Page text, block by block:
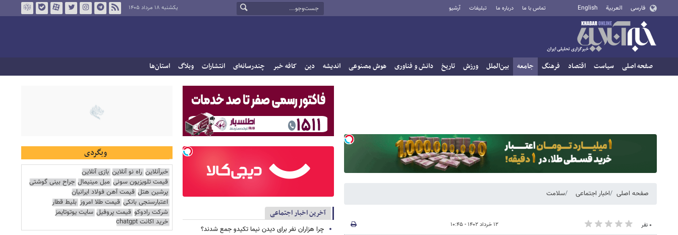
فارسی العربية English تماس با ما درباره ما تبلیغات آرشیو یکشنبه ۱۸ مرداد ۱۴۰۵
صفحه اصلی سیاست اقتصاد فرهنگ جامعه بین‌الملل ورزش تاریخ دانش و فناوری هوش مصنوعی اندیشه دین کافه خبر چندرسانه‌ای انتشارات وبلاگ استان‌ها
صفحه اصلی اخبار اجتماعی سلامت
۰ نفر ۱۲ خرداد ۱۴۰۲ - ۱۰:۴۵
آخرین اخبار اجتماعی
چرا هزاران نفر برای دیدن نیما تکیدو جمع شدند؟
وبگردی
خبرآنلاین راه نو آنلاین بازی آنلاین
قیمت تلویزیون سونی مبل مینیمال جراح بینی گوشتی
پرشین هتل قیمت آهن فولاد ایرانیان
اعتبارسنجی بانکی قیمت طلا امروز بلیط قطار
شرکت رادوکو قیمت پروفیل سایت یوتوتایمز
خرید اکانت chatgpt